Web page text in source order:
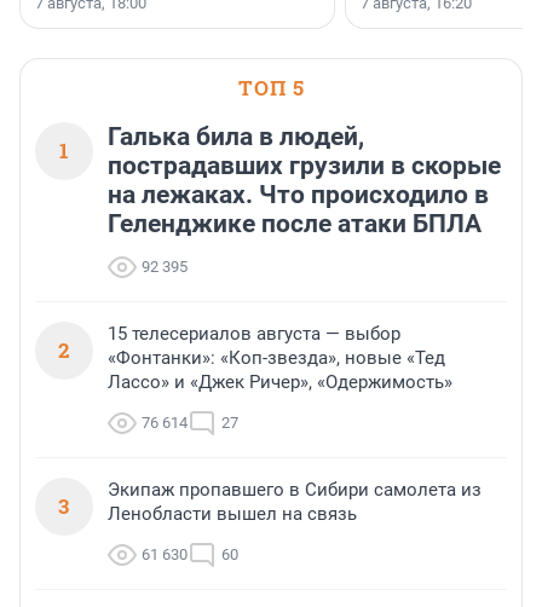
поменялась роль
ТОП 5
1
Галька била в людей,
пострадавших грузили в скорые
на лежаках. Что происходило в
Геленджике после атаки БПЛА
92 395
2
15 телесериалов августа — выбор
«Фонтанки»: «Коп-звезда», новые «Тед
Лассо» и «Джек Ричер», «Одержимость»
76 614 27
3
Экипаж пропавшего в Сибири самолета из
Ленобласти вышел на связь
61 630 60